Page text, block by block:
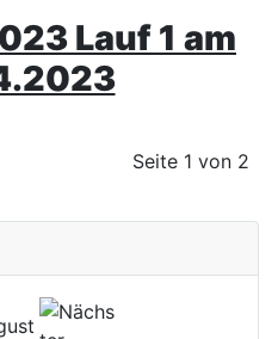
Lauf 1 am
Seite 1 von 2